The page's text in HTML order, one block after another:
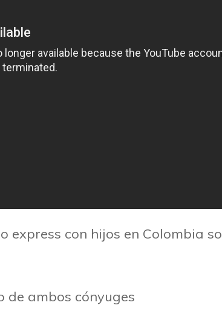
express con hijos en Colombia
de ambos cónyuges